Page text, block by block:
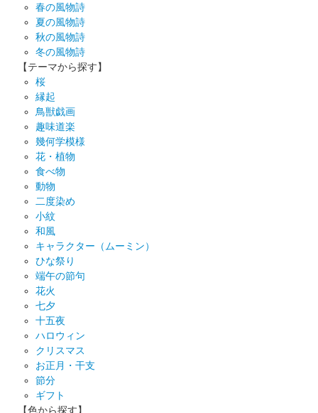
春の風物詩
夏の風物詩
秋の風物詩
冬の風物詩
【テーマから探す】
桜
縁起
鳥獣戯画
趣味道楽
幾何学模様
花・植物
食べ物
動物
二度染め
小紋
和風
キャラクター（ムーミン）
ひな祭り
端午の節句
花火
七夕
十五夜
ハロウィン
クリスマス
お正月・干支
節分
ギフト
【色から探す】